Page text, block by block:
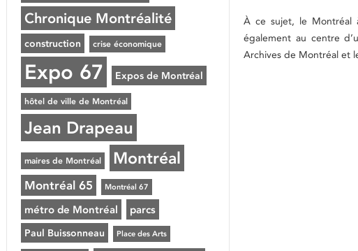
À ce sujet, le Montréal
également au centre
Archives de Montréal et
Chronique Montréalité
construction crise économique
Expo 67 Expos de Montréal
hôtel de ville de Montréal
Jean Drapeau
maires de Montréal Montréal
Montréal 65 Montréal 67
métro de Montréal parcs
Paul Buissonneau Place des Arts